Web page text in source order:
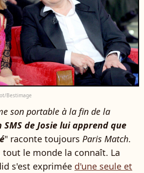
Bestimage
son portable à la fin de la
SMS de Josie lui apprend que
" raconte toujours Paris Match.
tout le monde la connaît. La
s'est exprimée d'une seule et